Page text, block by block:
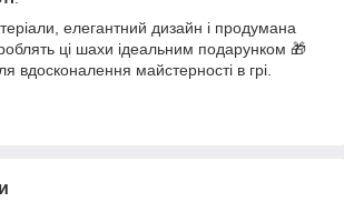
елегантний дизайн і продумана
ці шахи ідеальним подарунком 🎁
вдосконалення майстерності в грі.